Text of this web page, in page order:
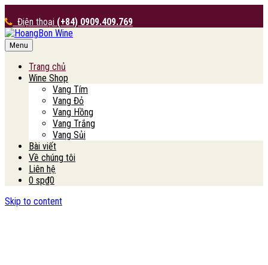
Điện thoại (+84) 0909.409.769
HoangBon Wine
Menu
Trang chủ
Wine Shop
Vang Tím
Vang Đỏ
Vang Hồng
Vang Trắng
Vang Sủi
Bài viết
Về chúng tôi
Liên hệ
0 sp₫0
Skip to content